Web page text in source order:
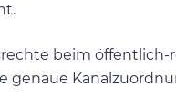
beim öffentlich-
genaue